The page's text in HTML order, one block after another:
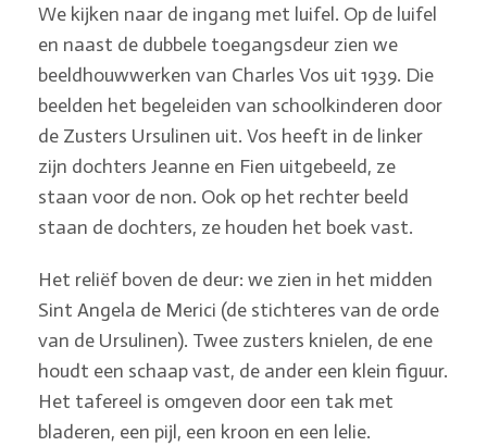
We kijken naar de ingang met luifel. Op de luifel
en naast de dubbele toegangsdeur zien we
beeldhouwwerken van Charles Vos uit 1939. Die
beelden het begeleiden van schoolkinde­ren door
de Zusters Ursulinen uit. Vos heeft in de linker
zijn dochters Jeanne en Fien uitgebeeld, ze
staan voor de non. Ook op het rechter beeld
staan de dochters, ze houden het boek vast.
Het reliëf boven de deur: we zien in het midden
Sint Angela de Merici (de stichteres van de orde
van de Ursulinen). Twee zusters knielen, de ene
houdt een schaap vast, de ander een klein figuur.
Het tafereel is omgeven door een tak met
bladeren, een pijl, een kroon en een lelie.